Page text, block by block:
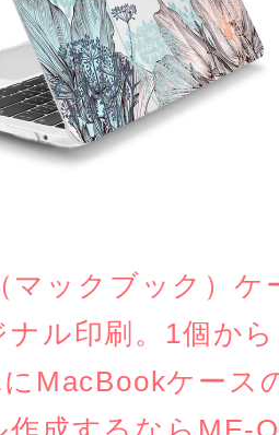
マックブック）ケ
ナル印刷。1個から
MacBookケース